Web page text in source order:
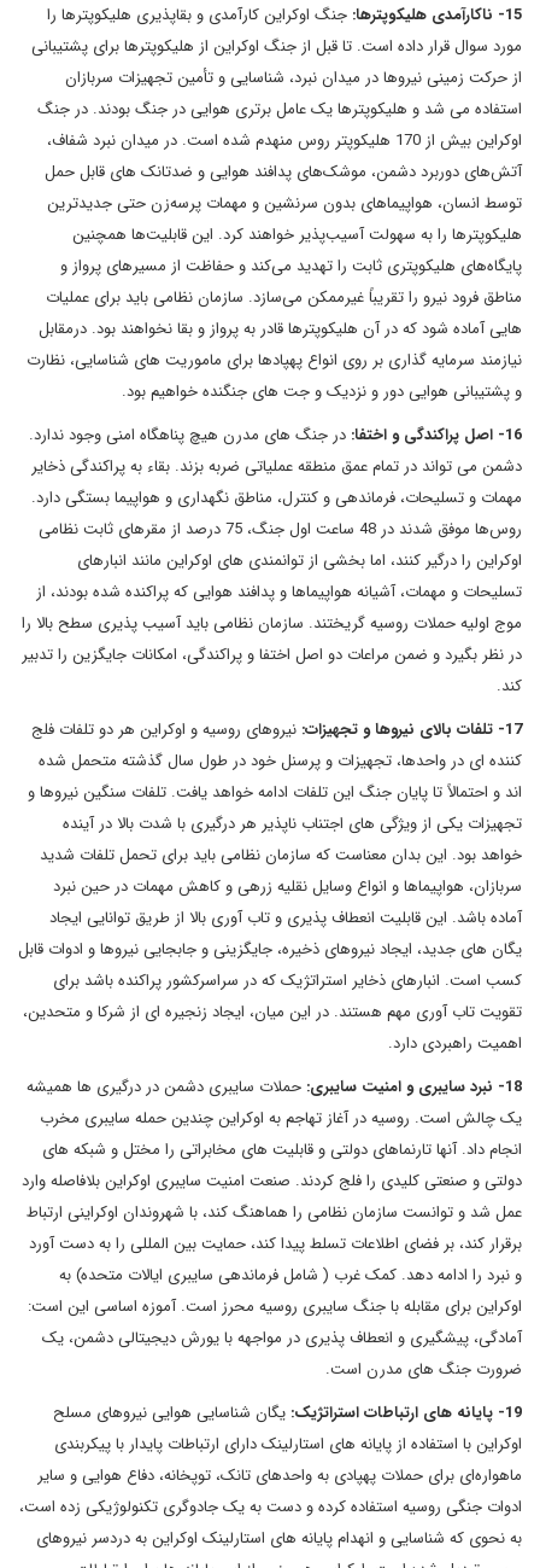
15- ناکارآمدی هلیکوپترها:
جنگ اوکراین کارآمدی و بقاپذیری هلیکوپترها را
مورد سوال قرار داده است. تا قبل از جنگ اوکراین از هلیکوپترها برای پشتیبانی
از حرکت زمینی نیروها در میدان نبرد، شناسایی و تأمین تجهیزات سربازان
استفاده می شد و هلیکوپترها یک عامل برتری هوایی در جنگ بودند. در جنگ
اوکراین بیش از 170 هلیکوپتر روس منهدم شده است. در میدان نبرد شفاف،
آتش‌های دوربرد دشمن، موشک‌های پدافند هوایی و ضدتانک های قابل حمل
توسط انسان، هواپیماهای بدون سرنشین و مهمات پرسه‌زن حتی جدیدترین
هلیکوپترها را به سهولت آسیب‌پذیر خواهند کرد. این قابلیت‌ها همچنین
پایگاه‌های هلیکوپتری ثابت را تهدید می‌کند و حفاظت از مسیرهای پرواز و
مناطق فرود نیرو را تقریباً غیرممکن می‌سازد. سازمان نظامی باید برای عملیات
هایی آماده شود که در آن هلیکوپترها قادر به پرواز و بقا نخواهند بود. درمقابل
نیازمند سرمایه گذاری بر روی انواع پهپادها برای ماموریت های شناسایی، نظارت
و پشتیبانی هوایی دور و نزدیک و جت های جنگنده خواهیم بود.
16- اصل پراکندگی و اختفا:
در جنگ های مدرن هیچ پناهگاه امنی وجود ندارد.
دشمن می تواند در تمام عمق منطقه عملیاتی ضربه بزند. بقاء به پراکندگی ذخایر
مهمات و تسلیحات، فرماندهی و کنترل، مناطق نگهداری و هواپیما بستگی دارد.
روس‌ها موفق شدند در 48 ساعت اول جنگ، 75 درصد از مقرهای ثابت نظامی
اوکراین را درگیر کنند، اما بخشی از توانمندی های اوکراین مانند انبارهای
تسلیحات و مهمات، آشیانه هواپیماها و پدافند هوایی که پراکنده شده بودند، از
موج اولیه حملات روسیه گریختند. سازمان نظامی باید آسیب پذیری سطح بالا را
در نظر بگیرد و ضمن مراعات دو اصل اختفا و پراکندگی، امکانات جایگزین را تدبیر
کند.
17- تلفات بالای نیروها و تجهیزات:
نیروهای روسیه و اوکراین هر دو تلفات فلج
کننده ای در واحدها، تجهیزات و پرسنل خود در طول سال گذشته متحمل شده
اند و احتمالاً تا پایان جنگ این تلفات ادامه خواهد یافت. تلفات سنگین نیروها و
تجهیزات یکی از ویژگی های اجتناب ناپذیر هر درگیری با شدت بالا در آینده
خواهد بود. این بدان معناست که سازمان نظامی باید برای تحمل تلفات شدید
سربازان، هواپیماها و انواع وسایل نقلیه زرهی و کاهش مهمات در حین نبرد
آماده باشد. این قابلیت انعطاف پذیری و تاب آوری بالا از طریق توانایی ایجاد
یگان های جدید، ایجاد نیروهای ذخیره، جایگزینی و جابجایی نیروها و ادوات قابل
کسب است. انبارهای ذخایر استراتژیک که در سراسرکشور پراکنده باشد برای
تقویت تاب آوری مهم هستند. در این میان، ایجاد زنجیره ای از شرکا و متحدین،
اهمیت راهبردی دارد.
18- نبرد سایبری و امنیت سایبری:
حملات سایبری دشمن در درگیری ها همیشه
یک چالش است. روسیه در آغاز تهاجم به اوکراین چندین حمله سایبری مخرب
انجام داد. آنها تارنماهای دولتی و قابلیت های مخابراتی را مختل و شبکه های
دولتی و صنعتی کلیدی را فلج کردند. صنعت امنیت سایبری اوکراین بلافاصله وارد
عمل شد و توانست سازمان نظامی را هماهنگ کند، با شهروندان اوکراینی ارتباط
برقرار کند، بر فضای اطلاعات تسلط پیدا کند، حمایت بین المللی را به دست آورد
و نبرد را ادامه دهد. کمک غرب ( شامل فرماندهی سایبری ایالات متحده) به
اوکراین برای مقابله با جنگ سایبری روسیه محرز است. آموزه اساسی این است:
آمادگی، پیشگیری و انعطاف پذیری در مواجهه با یورش دیجیتالی دشمن، یک
ضرورت جنگ های مدرن است.
19- پایانه های ارتباطات استراتژیک:
یگان شناسایی هوایی نیروهای مسلح
اوکراین با استفاده از پایانه های استارلینک دارای ارتباطات پایدار با پیکربندی
ماهواره‌ای برای حملات پهپادی به واحدهای تانک، توپخانه، دفاع هوایی و سایر
ادوات جنگی روسیه استفاده کرده و دست به یک جادوگری تکنولوژیکی زده است،
به نحوی که شناسایی و انهدام پایانه های استارلینک اوکراین به دردسر نیروهای